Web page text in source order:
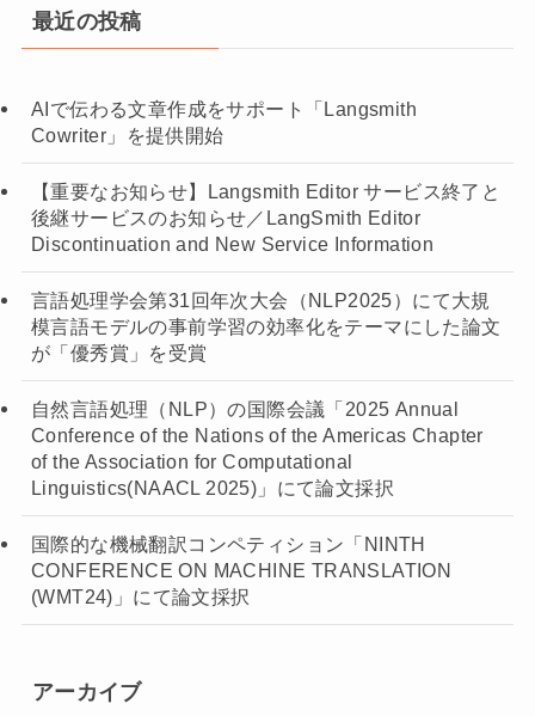
最近の投稿
AIで伝わる文章作成をサポート「Langsmith
Cowriter」を提供開始
【重要なお知らせ】Langsmith Editor サービス終了と
後継サービスのお知らせ／LangSmith Editor
Discontinuation and New Service Information
言語処理学会第31回年次大会（NLP2025）にて大規
模言語モデルの事前学習の効率化をテーマにした論文
が「優秀賞」を受賞
自然言語処理（NLP）の国際会議「2025 Annual
Conference of the Nations of the Americas Chapter
of the Association for Computational
Linguistics(NAACL 2025)」にて論文採択
国際的な機械翻訳コンペティション「NINTH
CONFERENCE ON MACHINE TRANSLATION
(WMT24)」にて論文採択
アーカイブ